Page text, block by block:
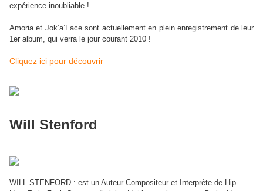
expérience inoubliable !
Amoria et Jok’a’Face sont actuellement en plein enregistrement de leur
1er album, qui verra le jour courant 2010 !
Cliquez ici pour découvrir
Will Stenford
WILL STENFORD : est un Auteur Compositeur et Interprète de Hip-